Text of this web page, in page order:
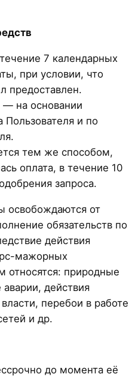
7 календарных
при условии, что
предоставлен.
— на основании
Пользователя и по
тем же способом,
оплата, в течение 10
запроса.
освобождаются от
обязательств по
действия
мажорных
относятся: природные
действия
перебои в работе
и др.
до момента её